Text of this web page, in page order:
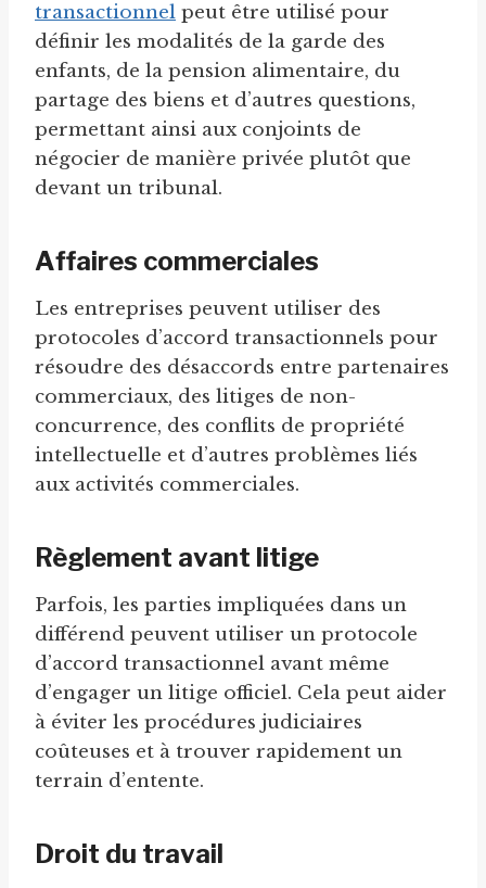
transactionnel peut être utilisé pour
définir les modalités de la garde des
enfants, de la pension alimentaire, du
partage des biens et d’autres questions,
permettant ainsi aux conjoints de
négocier de manière privée plutôt que
devant un tribunal.
Affaires commerciales
Les entreprises peuvent utiliser des
protocoles d’accord transactionnels pour
résoudre des désaccords entre partenaires
commerciaux, des litiges de non-
concurrence, des conflits de propriété
intellectuelle et d’autres problèmes liés
aux activités commerciales.
Règlement avant litige
Parfois, les parties impliquées dans un
différend peuvent utiliser un protocole
d’accord transactionnel avant même
d’engager un litige officiel. Cela peut aider
à éviter les procédures judiciaires
coûteuses et à trouver rapidement un
terrain d’entente.
Droit du travail